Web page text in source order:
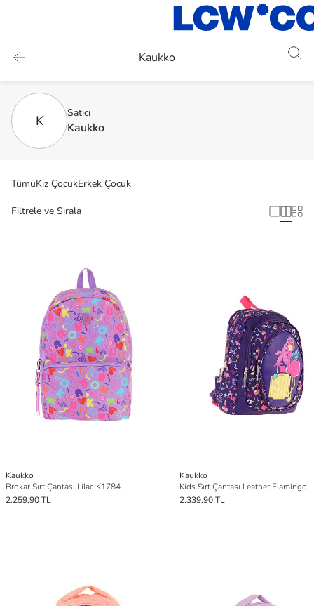
Kaukko
K Satıcı
Kaukko
TümüKız ÇocukErkek Çocuk
Filtrele ve Sırala
Kaukko
Brokar Sırt Çantası Lilac K1784
2.259,90 TL
Kaukko
Kids Sırt Çantası Leather Flamingo
2.339,90 TL